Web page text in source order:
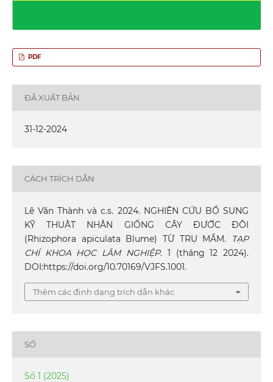
PDF
ĐÃ XUẤT BẢN
31-12-2024
CÁCH TRÍCH DẪN
Lê Văn Thành và c.s. 2024. NGHIÊN CỨU BỔ SUNG
KỸ THUẬT NHÂN GIỐNG CÂY ĐƯỚC ĐÔI
(Rhizophora apiculata Blume) TỪ TRỤ MẦM.
TẠP
CHÍ KHOA HỌC LÂM NGHIỆP. 1 (tháng 12 2024).
DOI:https://doi.org/10.70169/VJFS.1001.
Thêm các định dạng trích dẫn khác
SỐ
Số 1 (2025)